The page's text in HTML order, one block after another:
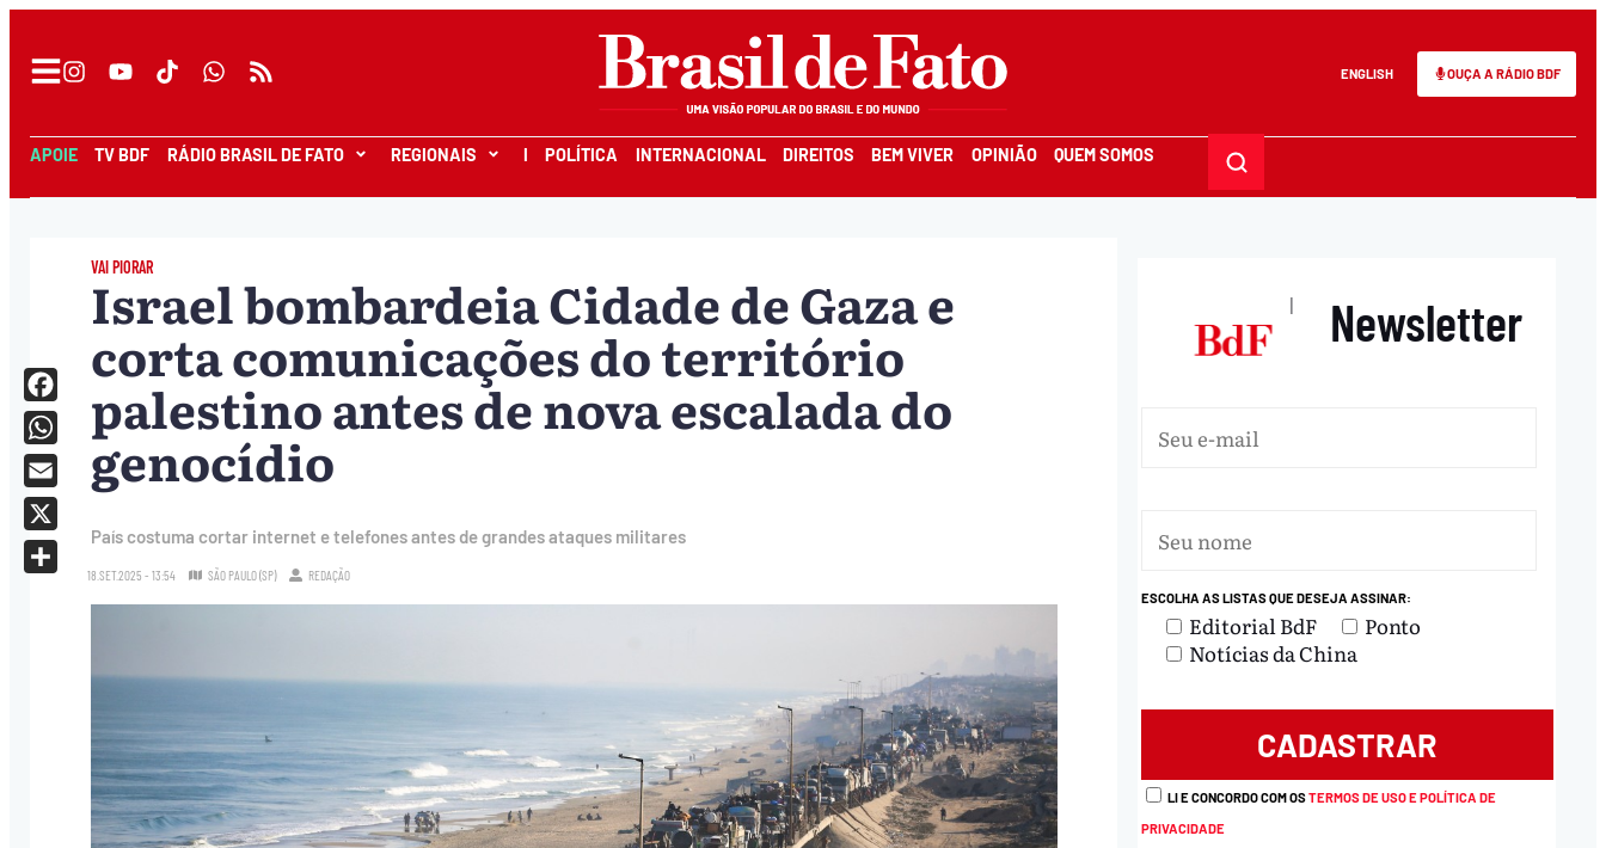
ENGLISH OUÇA A RÁDIO BDF
APOIE TV BDF RÁDIO BRASIL DE FATO REGIONAIS I POLÍTICA INTERNACIONAL DIREITOS BEM VIVER OPINIÃO QUEM SOMOS
VAI PIORAR
Israel bombardeia Cidade de Gaza e
corta comunicações do território
palestino antes de nova escalada do
genocídio
País costuma cortar internet e telefones antes de grandes ataques militares
18.SET.2025 - 13:54 SÃO PAULO (SP) REDAÇÃO
Facebook
WhatsApp
Email
X
| Newsletter
ESCOLHA AS LISTAS QUE DESEJA ASSINAR:
Editorial BdF
Ponto
Notícias da China
LI E CONCORDO COM OSTERMOS DE USO E POLÍTICA DE
PRIVACIDADE